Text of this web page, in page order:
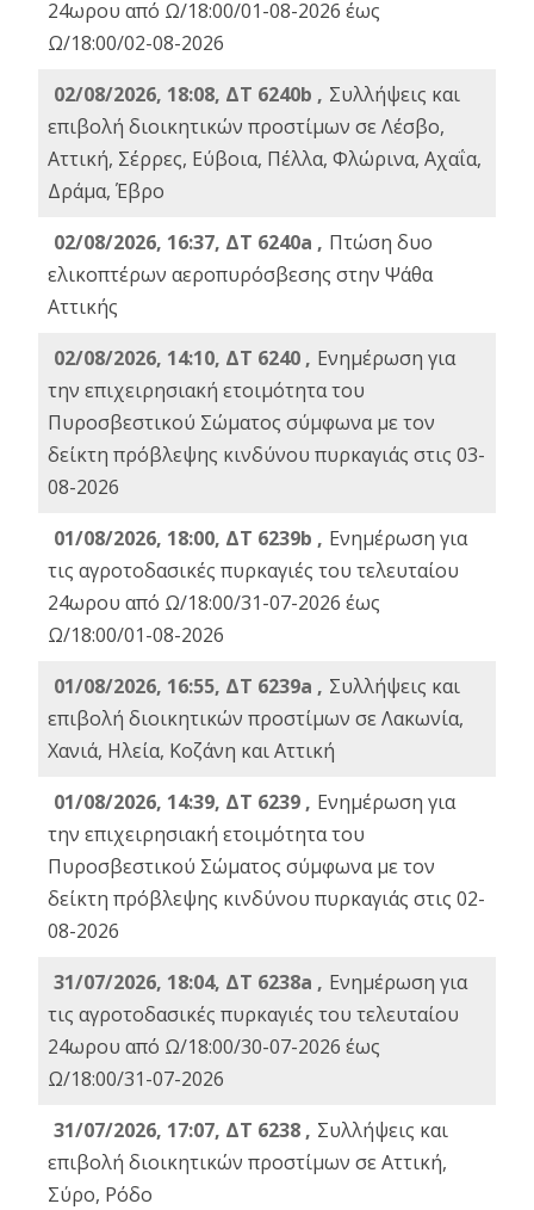
24ωρου από Ω/18:00/01-08-2026 έως
Ω/18:00/02-08-2026
02/08/2026, 18:08, ΔΤ 6240b , Συλλήψεις και
επιβολή διοικητικών προστίμων σε Λέσβο,
Αττική, Σέρρες, Εύβοια, Πέλλα, Φλώρινα, Αχαΐα,
Δράμα, Έβρο
02/08/2026, 16:37, ΔΤ 6240a , Πτώση δυο
ελικοπτέρων αεροπυρόσβεσης στην Ψάθα
Αττικής
02/08/2026, 14:10, ΔΤ 6240 , Ενημέρωση για
την επιχειρησιακή ετοιμότητα του
Πυροσβεστικού Σώματος σύμφωνα με τον
δείκτη πρόβλεψης κινδύνου πυρκαγιάς στις 03-
08-2026
01/08/2026, 18:00, ΔΤ 6239b , Ενημέρωση για
τις αγροτοδασικές πυρκαγιές του τελευταίου
24ωρου από Ω/18:00/31-07-2026 έως
Ω/18:00/01-08-2026
01/08/2026, 16:55, ΔΤ 6239a , Συλλήψεις και
επιβολή διοικητικών προστίμων σε Λακωνία,
Χανιά, Ηλεία, Κοζάνη και Αττική
01/08/2026, 14:39, ΔΤ 6239 , Ενημέρωση για
την επιχειρησιακή ετοιμότητα του
Πυροσβεστικού Σώματος σύμφωνα με τον
δείκτη πρόβλεψης κινδύνου πυρκαγιάς στις 02-
08-2026
31/07/2026, 18:04, ΔΤ 6238a , Ενημέρωση για
τις αγροτοδασικές πυρκαγιές του τελευταίου
24ωρου από Ω/18:00/30-07-2026 έως
Ω/18:00/31-07-2026
31/07/2026, 17:07, ΔΤ 6238 , Συλλήψεις και
επιβολή διοικητικών προστίμων σε Αττική,
Σύρο, Ρόδο